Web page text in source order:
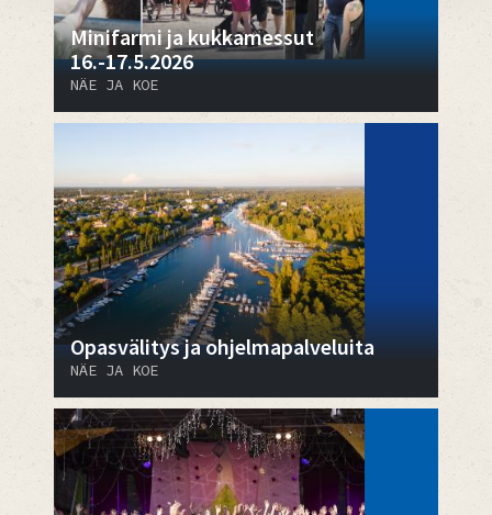
Minifarmi ja kukkamessut
16.-17.5.2026
NÄE JA KOE
Opasvälitys ja ohjelmapalveluita
NÄE JA KOE